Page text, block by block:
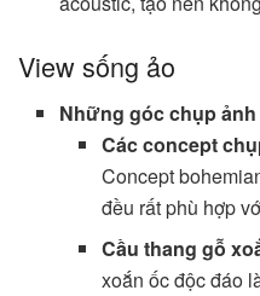
View sống ảo
Những góc chụp
Các concept
Concept
đều rất phù hợp
Cầu thang gỗ
xoắn ốc độc đáo